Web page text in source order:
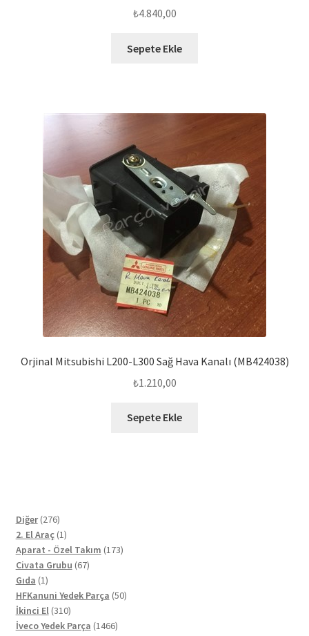
₺4.840,00
Sepete Ekle
Orjinal Mitsubishi L200-L300 Sağ Hava Kanalı (MB424038)
₺1.210,00
Sepete Ekle
Diğer 276276
ürün
2. El Araç 11
ürün
Aparat - Özel Takım 173173
Civata Grubu 6767
Gıda 11
ürün
HFKanuni Yedek Parça 5050
İkinci El 310310
ürün
İveco Yedek Parça 14661466